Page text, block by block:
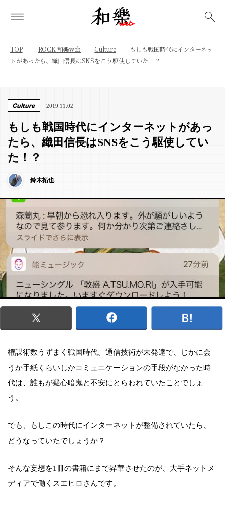
TOP ROCK 和樂web Culture
もしも戦国時代にインターネッ
トがあったら、織田信長はSNSをこう駆使していた！？
Culture 2019.11.02
もしも戦国時代にインターネットがあっ
たら、織田信長はSNSをこう駆使してい
た！？
鈴木拓也
権謀術数うずまく戦国時代。通信技術が未発達で、じかに会
うか手紙くらいしかコミュニケーションの手段がなかった時
代は、誰もが疑心暗鬼と不安にとらわれていたことでしょ
う。
でも、もしこの時代にインターネットが整備されていたら、
どうなっていたでしょうか？
そんな妄想を1冊の書籍にまで昇華させたのが、大手ネットメ
ディアで働くスエヒロさんです。